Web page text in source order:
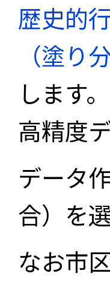
歴史的
（塗り
します
高精度
データ
合）を
なお市